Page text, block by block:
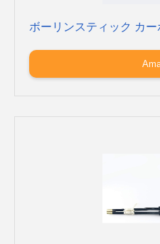
ボーリンスティック カー